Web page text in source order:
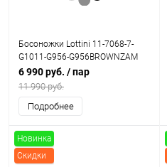
Босоножки Lottini 11-7068-7-
G1011-G956-G956BROWNZAM
6 990 руб. / пар
11 990 руб.
Подробнее
Новинка
Скидки